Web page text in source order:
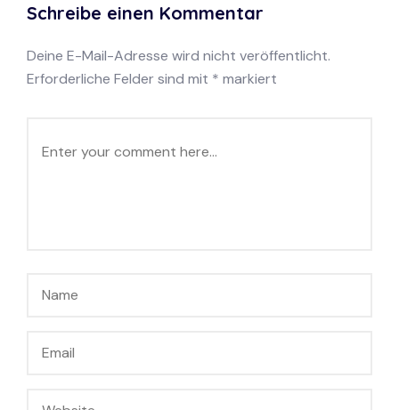
Schreibe einen Kommentar
Deine E-Mail-Adresse wird nicht veröffentlicht.
Erforderliche Felder sind mit * markiert